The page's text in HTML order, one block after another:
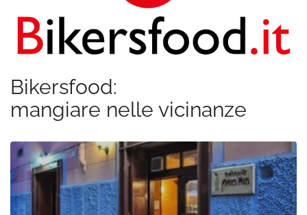
Bikersfood:
mangiare nelle vicinanze